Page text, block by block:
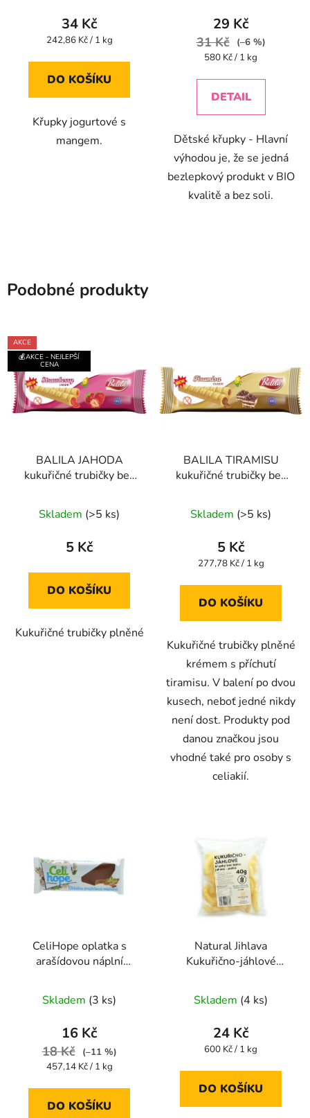
produktu
je
z
34 Kč
Měrná
242,86 Kč / 1 kg
DO KOŠÍKU
Křupky jogurtové s
mangem.
produktu
je
5,0
5
29 Kč
31 Kč
(–6 %)
Měrná
580 Kč / 1 kg
DETAIL
Dětské křupky - Hlavní
výhodou je, že se jedná
bezlepkový produkt v BIO
kvalitě a bez soli.
Podobné produkty
AKCE
💰AKCE - NEJLEPŠÍ
CENA
BALILA JAHODA
kukuřičné trubičky bez
hodnocení
produktu
5,0
z
hvězdiček.
Skladem (>5 ks)
5 Kč
DO KOŠÍKU
Kukuřičné trubičky plněné
BALILA TIRAMISU
kukuřičné trubičky bez
hodnocení
produktu
je
z
Skladem (>5 ks)
5 Kč
Měrná
277,78 Kč / 1 kg
DO KOŠÍKU
Kukuřičné trubičky plněné
krémem s příchutí
tiramisu. V balení po dvou
kusech, neboť jedné nikdy
není dost. Produkty pod
danou značkou jsou
vhodné také pro osoby s
celiakií.
CeliHope oplatka s
arašídovou náplní
hodnocení
produktu
je
5,0
5
Skladem (3 ks)
16 Kč
18 Kč
(–11 %)
Měrná
457,14 Kč / 1 kg
DO KOŠÍKU
Natural Jihlava
Kukuřično-jáhlové
- jablko 40g
Skladem (4 ks)
24 Kč
Měrná
600 Kč / 1 kg
DO KOŠÍKU